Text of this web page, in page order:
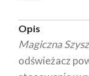
Opis
Magiczna
odświeżacz